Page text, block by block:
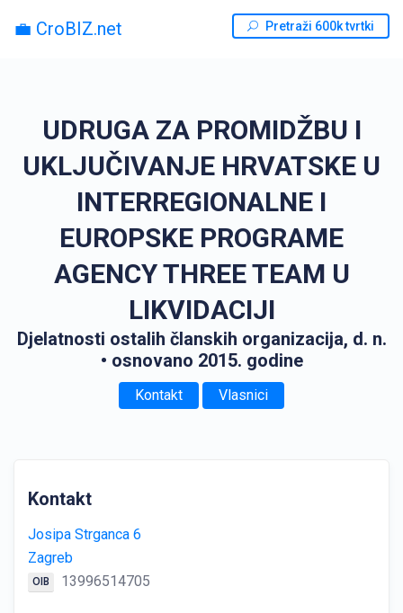
💼 CroBIZ.net Pretraži 600k tvrtki
UDRUGA ZA PROMIDŽBU I
UKLJUČIVANJE HRVATSKE U
INTERREGIONALNE I
EUROPSKE PROGRAME
AGENCY THREE TEAM U
LIKVIDACIJI
Djelatnosti ostalih članskih organizacija, d. n.
• osnovano 2015. godine
Kontakt Vlasnici
Kontakt
Josipa Strganca 6
Zagreb
OIB 13996514705